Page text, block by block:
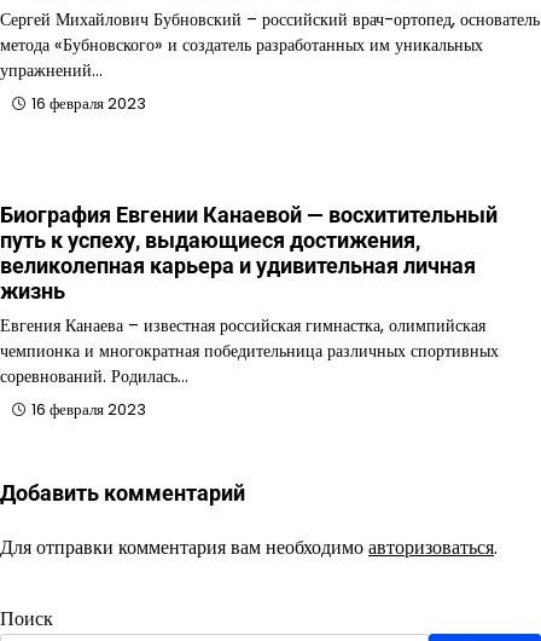
Сергей Михайлович Бубновский – российский врач-ортопед, основатель
метода «Бубновского» и создатель разработанных им уникальных
упражнений…
16 февраля 2023
Биография Евгении Канаевой — восхитительный
путь к успеху, выдающиеся достижения,
великолепная карьера и удивительная личная
жизнь
Евгения Канаева – известная российская гимнастка, олимпийская
чемпионка и многократная победительница различных спортивных
соревнований. Родилась…
16 февраля 2023
Добавить комментарий
Для отправки комментария вам необходимоавторизоваться.
Поиск